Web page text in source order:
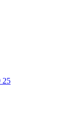
25